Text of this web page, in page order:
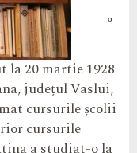
°
la 20 martie 1928
județul Vaslui,
cursurile școlii
cursurile